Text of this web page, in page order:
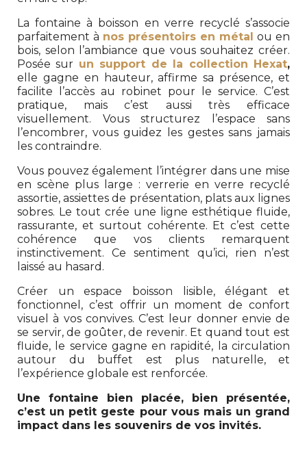
La fontaine à boisson en verre recyclé s’associe
parfaitement à nos présentoirs en métal ou en
bois, selon l’ambiance que vous souhaitez créer.
Posée sur un support de la collection Hexat,
elle gagne en hauteur, affirme sa présence, et
facilite l’accès au robinet pour le service. C’est
pratique, mais c’est aussi très efficace
visuellement. Vous structurez l’espace sans
l’encombrer, vous guidez les gestes sans jamais
les contraindre.
Vous pouvez également l’intégrer dans une mise
en scène plus large : verrerie en verre recyclé
assortie, assiettes de présentation, plats aux lignes
sobres. Le tout crée une ligne esthétique fluide,
rassurante, et surtout cohérente. Et c’est cette
cohérence que vos clients remarquent
instinctivement. Ce sentiment qu’ici, rien n’est
laissé au hasard.
Créer un espace boisson lisible, élégant et
fonctionnel, c’est offrir un moment de confort
visuel à vos convives. C’est leur donner envie de
se servir, de goûter, de revenir. Et quand tout est
fluide, le service gagne en rapidité, la circulation
autour du buffet est plus naturelle, et
l’expérience globale est renforcée.
Une fontaine bien placée, bien présentée,
c’est un petit geste pour vous mais un grand
impact dans les souvenirs de vos invités.